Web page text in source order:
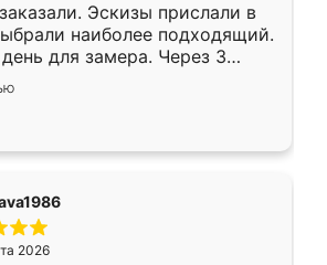
Эскизы прислали в
наиболее подходящий.
для замера. Через 3
уже готова. Остались
Спасибо Ренессанс
работу!
2026